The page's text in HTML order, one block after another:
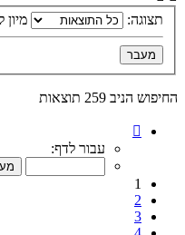
תצוגה: מיון
החיפוש הניב 259 תוצאות
מתוך
עבור לדף:
1
2
3